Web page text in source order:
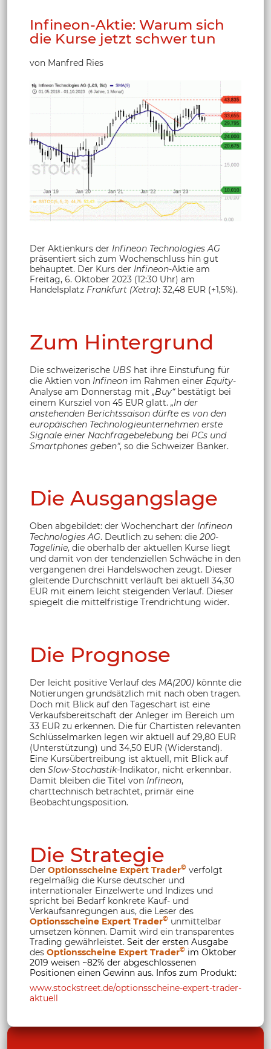
Infineon-Aktie: Warum sich
die Kurse jetzt schwer tun
von Manfred Ries
Der Aktienkurs der Infineon Technologies AG
präsentiert sich zum Wochenschluss hin gut
behauptet. Der Kurs der Infineon-Aktie am
Freitag, 6. Oktober 2023 (12:30 Uhr) am
Handelsplatz Frankfurt (Xetra): 32,48 EUR (+1,5%).
Zum Hintergrund
Die schweizerische UBS hat ihre Einstufung für
die Aktien von Infineon im Rahmen einer Equity-
Analyse am Donnerstag mit „Buy“bestätigt bei
einem Kursziel von 45 EUR glatt. „In der
anstehenden Berichtssaison dürfte es von den
europäischen Technologieunternehmen erste
Signale einer Nachfragebelebung bei PCs und
Smartphones geben“, so die Schweizer Banker.
Die Ausgangslage
Oben abgebildet: der Wochenchart der Infineon
Technologies AG. Deutlich zu sehen: die 200-
Tagelinie, die oberhalb der aktuellen Kurse liegt
und damit von der tendenziellen Schwäche in den
vergangenen drei Handelswochen zeugt. Dieser
gleitende Durchschnitt verläuft bei aktuell 34,30
EUR mit einem leicht steigenden Verlauf. Dieser
spiegelt die mittelfristige Trendrichtung wider.
Die Prognose
Der leicht positive Verlauf des MA(200) könnte die
Notierungen grundsätzlich mit nach oben tragen.
Doch mit Blick auf den Tageschart ist eine
Verkaufsbereitschaft der Anleger im Bereich um
33 EUR zu erkennen. Die für Chartisten relevanten
Schlüsselmarken legen wir aktuell auf 29,80 EUR
(Unterstützung) und 34,50 EUR (Widerstand).
Eine Kursübertreibung ist aktuell, mit Blick auf
den Slow-Stochastik-Indikator, nicht erkennbar.
Damit bleiben die Titel von Infineon,
charttechnisch betrachtet, primär eine
Beobachtungsposition.
Die Strategie
Der Optionsscheine Expert Trader© verfolgt
regelmäßig die Kurse deutscher und
internationaler Einzelwerte und Indizes und
spricht bei Bedarf konkrete Kauf- und
Verkaufsanregungen aus, die Leser des
Optionsscheine Expert Trader© unmittelbar
umsetzen können. Damit wird ein transparentes
Trading gewährleistet. Seit der ersten Ausgabe
des Optionsscheine Expert Trader© im Oktober
2019 weisen ~82% der abgeschlossenen
Positionen einen Gewinn aus. Infos zum Produkt:
www.stockstreet.de/optionsscheine-expert-trader-
aktuell